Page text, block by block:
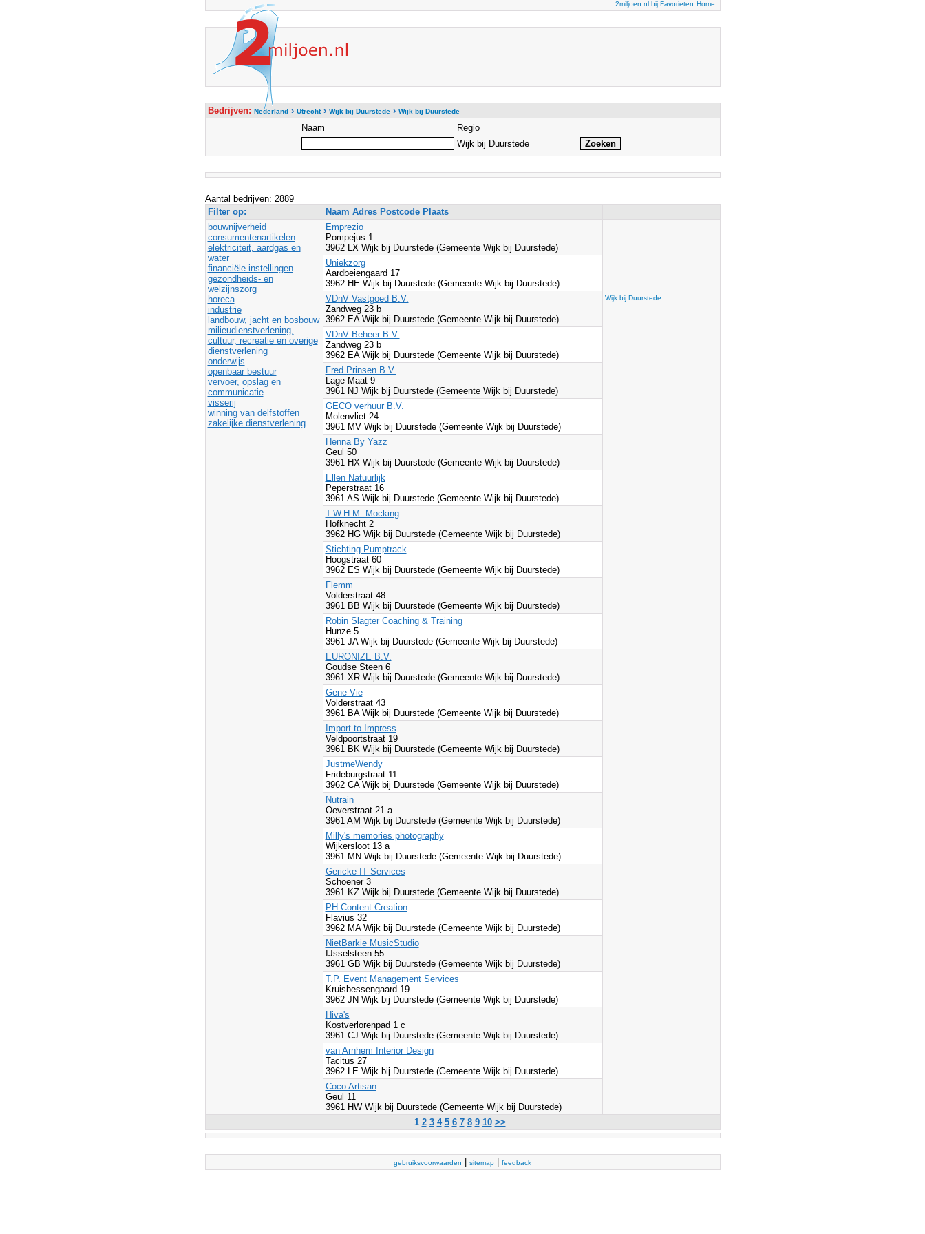
2miljoen.nl bij Favorieten Home
Bedrijven: Nederland› Utrecht› Wijk bij Duurstede› Wijk bij Duurstede
Naam
Regio
Wijk bij Duurstede
Aantal bedrijven: 2889
Filter op:
Naam Adres Postcode Plaats
bouwnijverheid
consumentenartikelen
elektriciteit, aardgas en
water
financiële instellingen
gezondheids- en
welzijnszorg
horeca
industrie
landbouw, jacht en bosbouw
milieudienstverlening,
cultuur, recreatie en overige
dienstverlening
onderwijs
openbaar bestuur
vervoer, opslag en
communicatie
visserij
winning van delfstoffen
zakelijke dienstverlening
Emprezio
Pompejus 1
3962 LX Wijk bij Duurstede (Gemeente Wijk bij Duurstede)
Wijk bij Duurstede
Uniekzorg
Aardbeiengaard 17
3962 HE Wijk bij Duurstede (Gemeente Wijk bij Duurstede)
VDnV Vastgoed B.V.
Zandweg 23 b
3962 EA Wijk bij Duurstede (Gemeente Wijk bij Duurstede)
VDnV Beheer B.V.
Zandweg 23 b
3962 EA Wijk bij Duurstede (Gemeente Wijk bij Duurstede)
Fred Prinsen B.V.
Lage Maat 9
3961 NJ Wijk bij Duurstede (Gemeente Wijk bij Duurstede)
GECO verhuur B.V.
Molenvliet 24
3961 MV Wijk bij Duurstede (Gemeente Wijk bij Duurstede)
Henna By Yazz
Geul 50
3961 HX Wijk bij Duurstede (Gemeente Wijk bij Duurstede)
Ellen Natuurlijk
Peperstraat 16
3961 AS Wijk bij Duurstede (Gemeente Wijk bij Duurstede)
T.W.H.M. Mocking
Hofknecht 2
3962 HG Wijk bij Duurstede (Gemeente Wijk bij Duurstede)
Stichting Pumptrack
Hoogstraat 60
3962 ES Wijk bij Duurstede (Gemeente Wijk bij Duurstede)
Flemm
Volderstraat 48
3961 BB Wijk bij Duurstede (Gemeente Wijk bij Duurstede)
Robin Slagter Coaching & Training
Hunze 5
3961 JA Wijk bij Duurstede (Gemeente Wijk bij Duurstede)
EURONIZE B.V.
Goudse Steen 6
3961 XR Wijk bij Duurstede (Gemeente Wijk bij Duurstede)
Gene Vie
Volderstraat 43
3961 BA Wijk bij Duurstede (Gemeente Wijk bij Duurstede)
Import to Impress
Veldpoortstraat 19
3961 BK Wijk bij Duurstede (Gemeente Wijk bij Duurstede)
JustmeWendy
Frideburgstraat 11
3962 CA Wijk bij Duurstede (Gemeente Wijk bij Duurstede)
Nutrain
Oeverstraat 21 a
3961 AM Wijk bij Duurstede (Gemeente Wijk bij Duurstede)
Milly's memories photography
Wijkersloot 13 a
3961 MN Wijk bij Duurstede (Gemeente Wijk bij Duurstede)
Gericke IT Services
Schoener 3
3961 KZ Wijk bij Duurstede (Gemeente Wijk bij Duurstede)
PH Content Creation
Flavius 32
3962 MA Wijk bij Duurstede (Gemeente Wijk bij Duurstede)
NietBarkie MusicStudio
IJsselsteen 55
3961 GB Wijk bij Duurstede (Gemeente Wijk bij Duurstede)
T.P. Event Management Services
Kruisbessengaard 19
3962 JN Wijk bij Duurstede (Gemeente Wijk bij Duurstede)
Hiva's
Kostverlorenpad 1 c
3961 CJ Wijk bij Duurstede (Gemeente Wijk bij Duurstede)
van Arnhem Interior Design
Tacitus 27
3962 LE Wijk bij Duurstede (Gemeente Wijk bij Duurstede)
Coco Artisan
Geul 11
3961 HW Wijk bij Duurstede (Gemeente Wijk bij Duurstede)
1 2 3 4 5 6 7 8 9 10 >>
gebruiksvoorwaarden sitemap feedback